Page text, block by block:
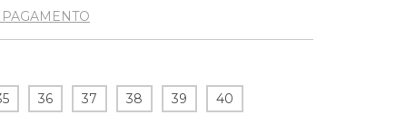
36 37 38 39 40